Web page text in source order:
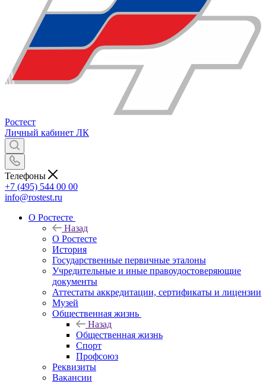
Ростест
Личный кабинет ЛК
Телефоны
+7 (495) 544 00 00
info@rostest.ru
О Ростесте
Назад
О Ростесте
История
Государственные первичные эталоны
Учредительные и иные правоудостоверяющие
документы
Аттестаты аккредитации, сертификаты и лицензии
Музей
Общественная жизнь
Назад
Общественная жизнь
Спорт
Профсоюз
Реквизиты
Вакансии